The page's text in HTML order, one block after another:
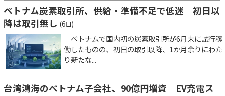
ベトナム炭素取引所、供給・準備不足で低迷 初日以
降は取引無し (6日)
ベトナムで国内初の炭素取引所が6月末に試行稼
働したものの、初日の取引以降、1か月余りにわた
り新たな...
台湾鴻海のベトナム子会社、90億円増資 EV充電ス